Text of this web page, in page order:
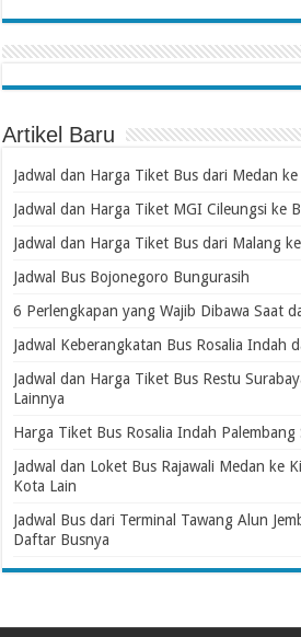
Artikel Baru
Jadwal dan Harga Tiket Bus dari Medan ke
Jadwal dan Harga Tiket MGI Cileungsi ke
Jadwal dan Harga Tiket Bus dari Malang
Jadwal Bus Bojonegoro Bungurasih
6 Perlengkapan yang Wajib Dibawa Saat
Jadwal Keberangkatan Bus Rosalia Indah
Jadwal dan Harga Tiket Bus Restu
Lainnya
Harga Tiket Bus Rosalia Indah Palembang
Jadwal dan Loket Bus Rajawali Medan ke
Kota Lain
Jadwal Bus dari Terminal Tawang Alun
Daftar Busnya